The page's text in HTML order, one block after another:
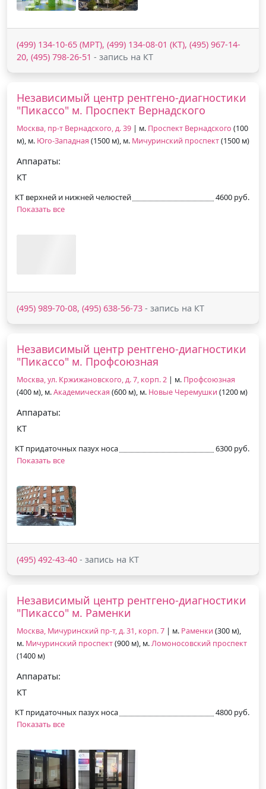
(499) 134-10-65 (МРТ), (499) 134-08-01 (КТ), (495) 967-14-
20, (495) 798-26-51 - запись на КТ
Независимый центр рентгено-диагностики
"Пикассо" м. Проспект Вернадского
Москва, пр-т Вернадского, д. 39 | м. Проспект Вернадского (100
м), м. Юго-Западная (1500 м), м. Мичуринский проспект(1500 м)
Аппараты:
КТ
КТ верхней и нижней челюстей
4600 руб.
Показать все
(495) 989-70-08, (495) 638-56-73 - запись на КТ
Независимый центр рентгено-диагностики
"Пикассо" м. Профсоюзная
Москва, ул. Кржижановского, д. 7, корп. 2 | м. Профсоюзная
(400 м), м.Академическая (600 м), м. Новые Черемушки (1200 м)
Аппараты:
КТ
КТ придаточных пазух носа
6300 руб.
Показать все
(495) 492-43-40 - запись на КТ
Независимый центр рентгено-диагностики
"Пикассо" м. Раменки
Москва, Мичуринский пр-т, д. 31, корп. 7 | м. Раменки (300 м),
м. Мичуринский проспект(900 м), м.Ломоносовский проспект
(1400 м)
Аппараты:
КТ
КТ придаточных пазух носа
4800 руб.
Показать все